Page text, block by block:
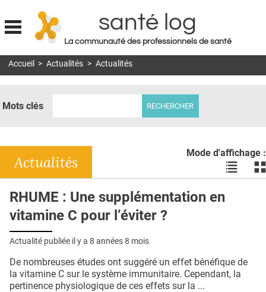
Jump to navigation
santé log
La communauté des professionnels de santé
MON COMPTE
DOSSIERS
RÉSEAUX
E-REVUE SAD
QUI SOMMES-NOUS ?
Accueil > Actualités > Actualités
Mots clés
Mode d'affichage :
Voir
les
les
Actualités
RHUME : Une supplémentation en
vitamine C pour l’éviter ?
Actualité publiée il y a 8 années 8 mois
De nombreuses études ont suggéré un effet bénéfique de
la vitamine C sur le système immunitaire. Cependant, la
pertinence physiologique de ces effets sur la ...